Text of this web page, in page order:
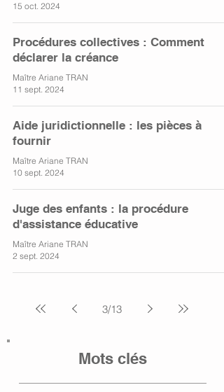
15 oct. 2024
Procédures collectives : Comment
déclarer la créance
Maître Ariane TRAN
11 sept. 2024
Aide juridictionnelle : les pièces à
fournir
Maître Ariane TRAN
10 sept. 2024
Juge des enfants : la procédure
d'assistance éducative
Maître Ariane TRAN
2 sept. 2024
3/13
Mots clés